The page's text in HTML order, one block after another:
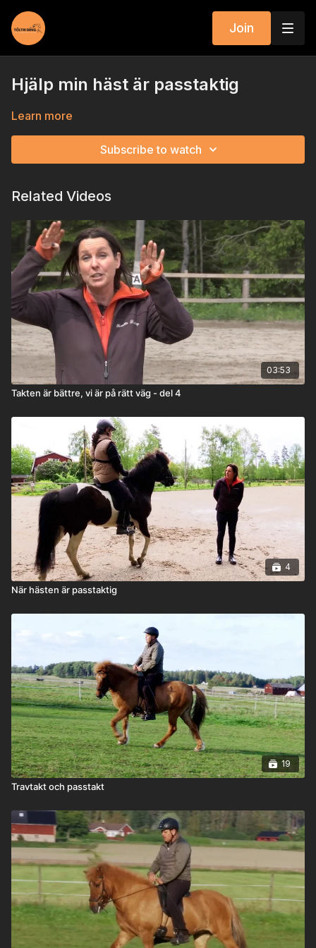
Join
Hjälp min häst är passtaktig
Learn more
Subscribe to watch
Related Videos
03:53
Takten är bättre, vi är på rätt väg - del 4
4
När hästen är passtaktig
19
Travtakt och passtakt